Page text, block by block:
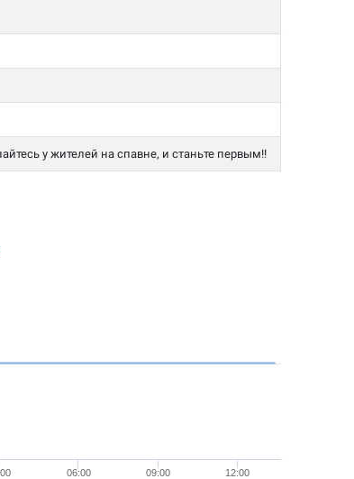
у жителей на спавне, и станьте первым!!
06:00 09:00 12:00